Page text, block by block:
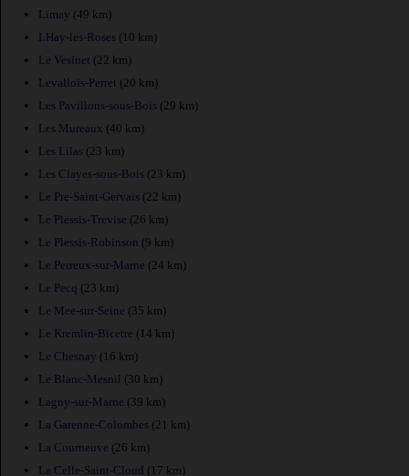
Limay (49 km)
LHay-les-Roses (10 km)
Le Vesinet (22 km)
Levallois-Perret (20 km)
Les Pavillons-sous-Bois (29 km)
Les Mureaux (40 km)
Les Lilas (23 km)
Les Clayes-sous-Bois (23 km)
Le Pre-Saint-Gervais (22 km)
Le Plessis-Trevise (26 km)
Le Plessis-Robinson (9 km)
Le Perreux-sur-Marne (24 km)
Le Pecq (23 km)
Le Mee-sur-Seine (35 km)
Le Kremlin-Bicetre (14 km)
Le Chesnay (16 km)
Le Blanc-Mesnil (30 km)
Lagny-sur-Marne (39 km)
La Garenne-Colombes (21 km)
La Courneuve (26 km)
La Celle-Saint-Cloud (17 km)